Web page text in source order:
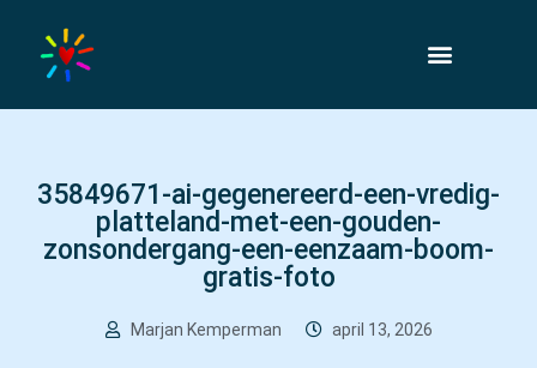
35849671-ai-gegenereerd-een-vredig-
platteland-met-een-gouden-
zonsondergang-een-eenzaam-boom-
gratis-foto
Marjan Kemperman april 13, 2026